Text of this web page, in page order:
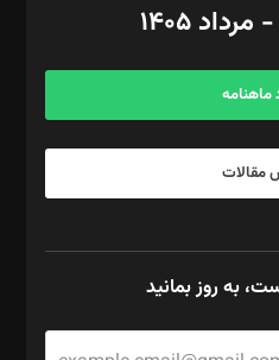
ماهنامه
مقالات
به روز بمانید